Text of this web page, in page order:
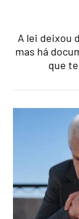
A lei deixou
mas há
que